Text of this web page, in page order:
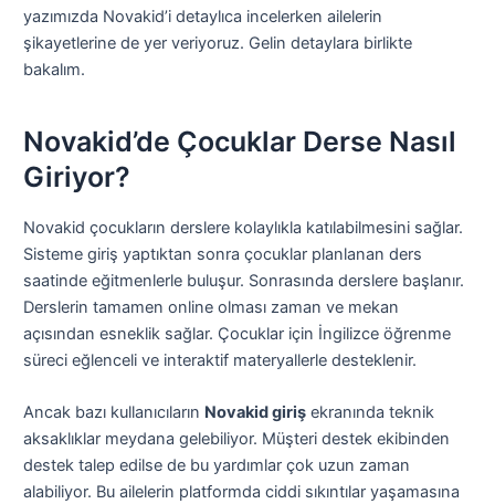
yazımızda Novakid’i detaylıca incelerken ailelerin
şikayetlerine de yer veriyoruz. Gelin detaylara birlikte
bakalım.
Novakid’de Çocuklar Derse Nasıl
Giriyor?
Novakid çocukların derslere kolaylıkla katılabilmesini sağlar.
Sisteme giriş yaptıktan sonra çocuklar planlanan ders
saatinde eğitmenlerle buluşur. Sonrasında derslere başlanır.
Derslerin tamamen online olması zaman ve mekan
açısından esneklik sağlar. Çocuklar için İngilizce öğrenme
süreci eğlenceli ve interaktif materyallerle desteklenir.
Ancak bazı kullanıcıların Novakid giriş ekranında teknik
aksaklıklar meydana gelebiliyor. Müşteri destek ekibinden
destek talep edilse de bu yardımlar çok uzun zaman
alabiliyor. Bu ailelerin platformda ciddi sıkıntılar yaşamasına